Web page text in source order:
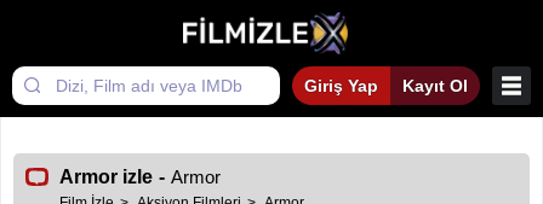
Giriş Yap Kayıt Ol
Armor izle - Armor